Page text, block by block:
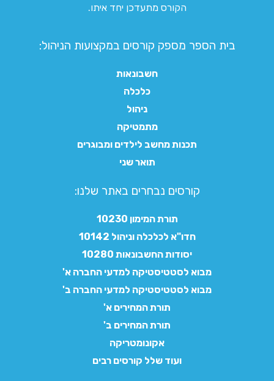
הקורס מתעדכן יחד איתו.
בית הספר מספק קורסים במקצועות הניהול:
חשבונאות
כלכלה
ניהול
מתמטיקה
תכנות מחשב לילדים ומבוגרים
תואר שני
קורסים נבחרים באתר שלנו:​
תורת המימון 10230
חדו"א לכלכלה וניהול 10142
יסודות החשבונאות 10280
מבוא לסטטיסטיקה למדעי החברה א'
מבוא לסטטיסטיקה למדעי החברה ב'
תורת המחירים א'
תורת המחירים ב'
אקונומטריקה
ועוד שלל קורסים רבים